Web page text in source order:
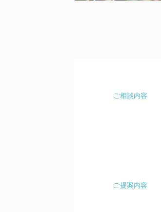
ご相談内容
ご提案内容